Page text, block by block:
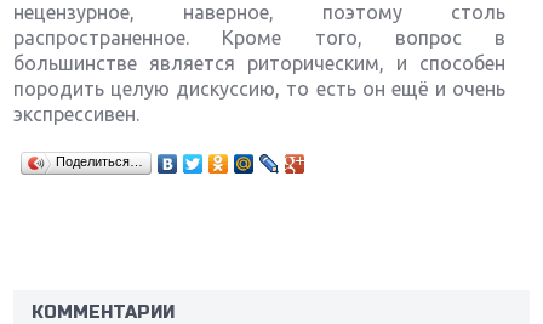
нецензурное, наверное, поэтому столь
распространенное. Кроме того, вопрос в
большинстве является риторическим, и способен
породить целую дискуссию, то есть он ещё и очень
экспрессивен.
Поделиться…
КОММЕНТАРИИ